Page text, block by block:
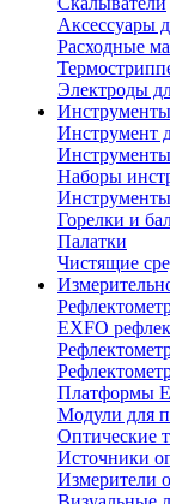
Аксессуары
Расходные
Электроды
Инструменты
Инструмент
Наборы
Горелки и
Палатки
Чистящие
EXFO
Платформы
Модули для
Оптические
Источники
Измерители